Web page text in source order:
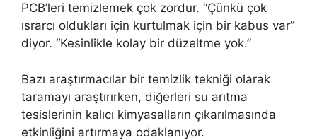
PCB’leri temizlemek çok zordur. “Çünkü çok
ısrarcı oldukları için kurtulmak için bir kabus var”
diyor. “Kesinlikle kolay bir düzeltme yok.”
Bazı araştırmacılar bir temizlik tekniği olarak
taramayı araştırırken, diğerleri su arıtma
tesislerinin kalıcı kimyasalların çıkarılmasında
etkinliğini artırmaya odaklanıyor.